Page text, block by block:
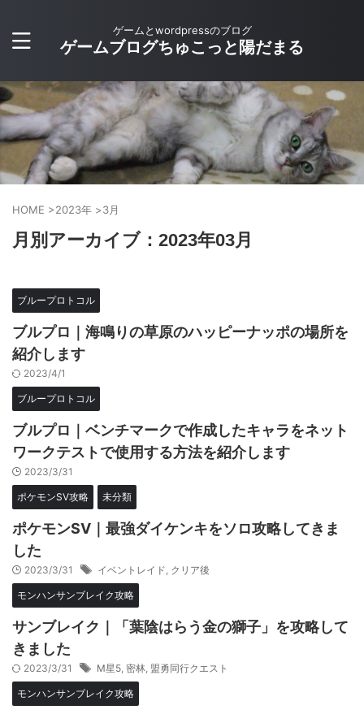
ゲームとwordpressのブログ
ゲームブログちゅこっと陽だまる
HOME >2023年 >3月
月別アーカイブ：2023年03月
ブループロトコル
ブルプロ｜海鳴りの草原のハッピーナッポの場所を
紹介します
2023/4/1
ブループロトコル
ブルプロ｜ベンチマークで作成したキャラをネット
ワークテストで使用する方法を紹介します
2023/3/31
ポケモンSV攻略 未分類
ポケモンSV｜最強ダイケンキをソロ攻略してきま
した
2023/3/31 イベントレイド クリア後
モンハンサンブレイク攻略
サンブレイク｜「葉陰はらう金の獅子」を攻略して
きました
2023/3/31 M星5 密林 盟勇同行クエスト
モンハンサンブレイク攻略